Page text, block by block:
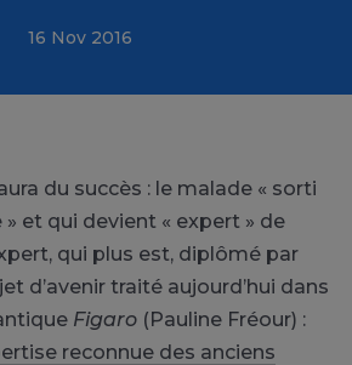
16 Nov 2016
du succès : le malade « sorti
et qui devient « expert » de
qui plus est, diplômé par
d’avenir traité aujourd’hui dans
Figaro (Pauline Fréour) :
reconnue des anciens